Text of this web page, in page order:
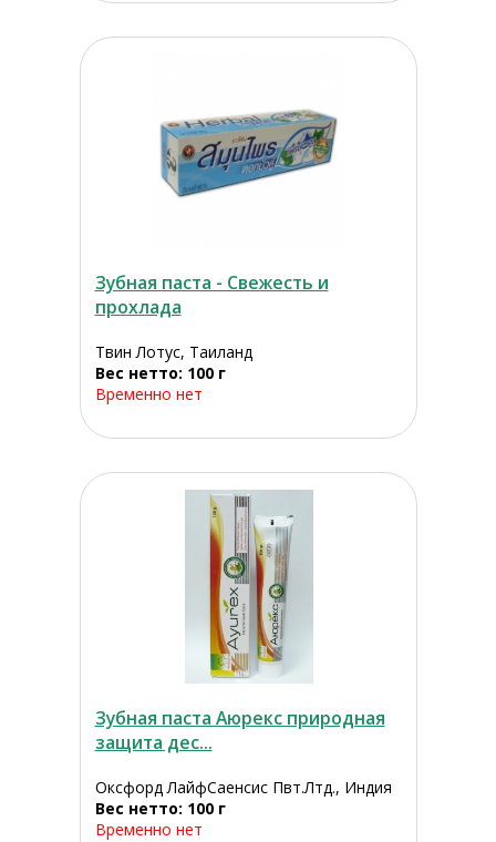
Зубная паста - Свежесть и
прохлада
Твин Лотус, Таиланд
Вес нетто: 100 г
Временно нет
Зубная паста Аюрекс природная
защита дес...
Оксфорд ЛайфСаенсис Пвт.Лтд., Индия
Вес нетто: 100 г
Временно нет